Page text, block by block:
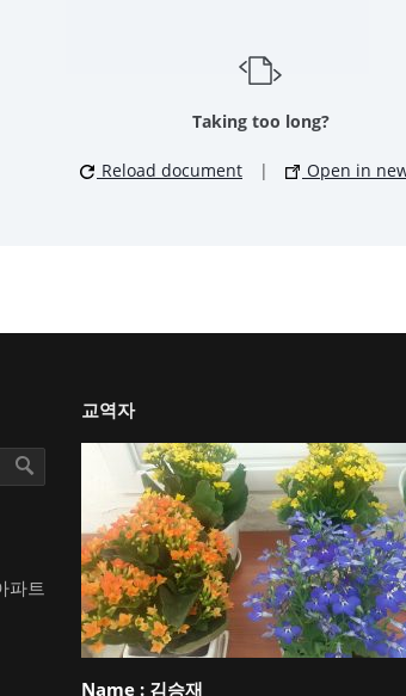
Taking too long?
Reload document | Open in
파트
교역자
Name :김승재